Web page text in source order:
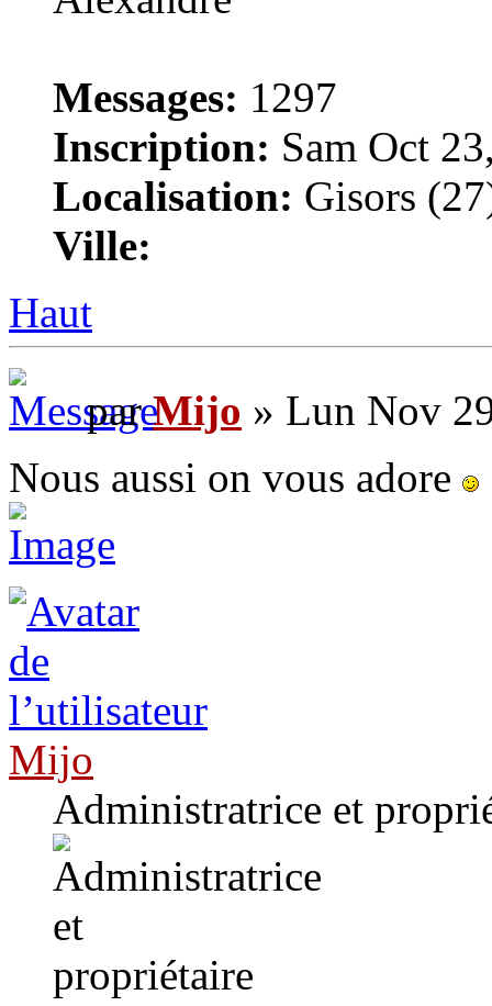
Messages: 1297
Inscription: Sam Oct
Localisation: Gisors
Ville:
Haut
parMijo » Lun Nov
Nous aussi on vous adore
Mijo
Administratrice et